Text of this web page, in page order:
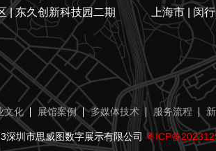
| 东久创新科技园二期 上海市 | 闵
文化 展馆案例 多媒体技术 服务流程
深圳市思威图数字展示有限公司 粤ICP备